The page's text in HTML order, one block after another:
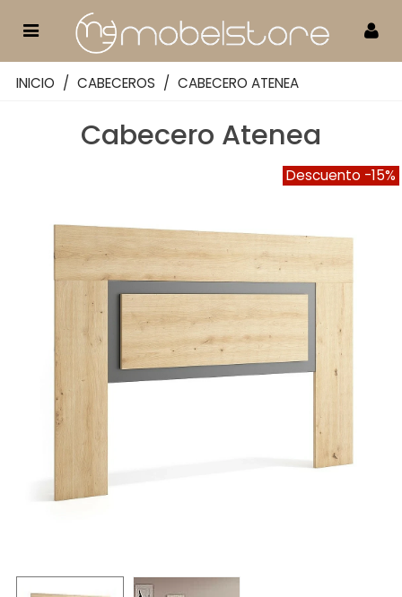
INICIO / CABECEROS / CABECERO ATENEA
Cabecero Atenea
Descuento -15%